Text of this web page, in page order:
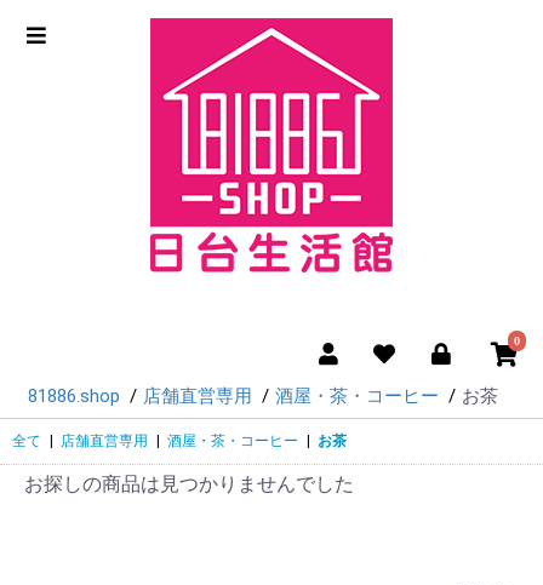
0
81886.shop 店舗直営専用 酒屋・茶・コーヒー お茶
全て 店舗直営専用 酒屋・茶・コーヒー お茶
お探しの商品は見つかりませんでした